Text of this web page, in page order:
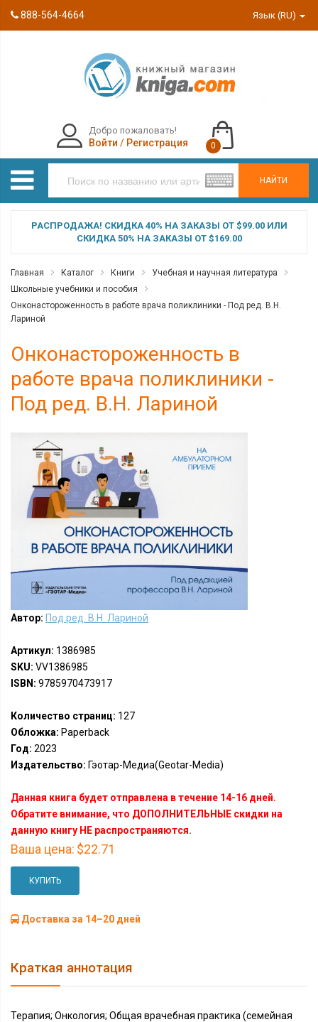
888-564-4664 Язык (RU)
НАЙТИ
Добро пожаловать!
Войти / Регистрация 0
РАСПРОДАЖА! СКИДКА 40% НА ЗАКАЗЫ ОТ $99.00 ИЛИ
СКИДКА 50% НА ЗАКАЗЫ ОТ $169.00
Главная Каталог Книги
Учебная и научная литература
Школьные учебники и пособия
Онконастороженность в работе врача поликлиники - Под ред. В.Н.
Лариной
Онконастороженность в
работе врача поликлиники -
Под ред. В.Н. Лариной
Автор: Под ред. В.Н. Лариной
Артикул: 1386985
SKU: VV1386985
ISBN: 9785970473917
Количество страниц: 127
Обложка: Paperback
Год: 2023
Издательство: Гэотар-Медиа(Geotar-Media)
Данная книга будет отправлена в течение 14-16 дней.
Обратите внимание, что ДОПОЛНИТЕЛЬНЫЕ скидки на
данную книгу НЕ распространяются.
Ваша цена: $22.71
КУПИТЬ
Доставка за 14–20 дней
Краткая аннотация
Терапия; Онкология; Общая врачебная практика (семейная